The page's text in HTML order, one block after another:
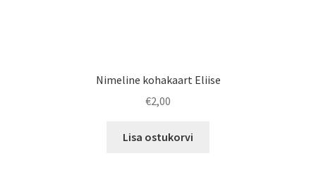
Nimeline kohakaart Eliise
€2,00
Lisa ostukorvi